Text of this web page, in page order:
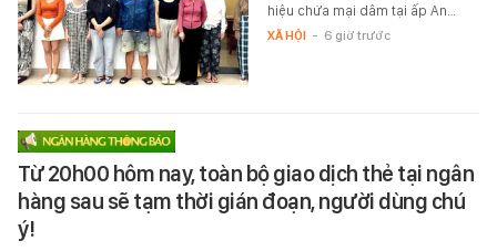
hiệu chứa mại dâm tại ấp An…
XÃ HỘI - 6 giờ trước
Từ 20h00 hôm nay, toàn bộ giao dịch thẻ tại ngân
hàng sau sẽ tạm thời gián đoạn, người dùng chú
ý!